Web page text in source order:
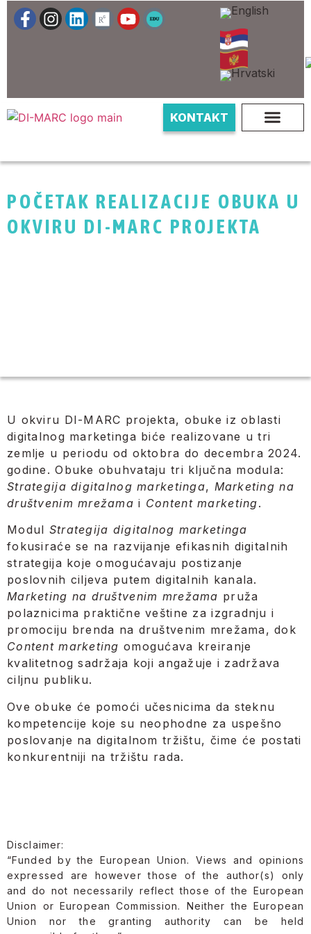
KONTAKT
POČETAK REALIZACIJE OBUKA U
OKVIRU DI-MARC PROJEKTA
U okviru DI-MARC projekta, obuke iz oblasti
digitalnog marketinga biće realizovane u tri
zemlje u periodu od oktobra do decembra 2024.
godine. Obuke obuhvataju tri ključna modula:
Strategija digitalnog marketinga, Marketing na
društvenim mrežama i Content marketing.
Modul Strategija digitalnog marketinga
fokusiraće se na razvijanje efikasnih digitalnih
strategija koje omogućavaju postizanje
poslovnih ciljeva putem digitalnih kanala.
Marketing na društvenim mrežama pruža
polaznicima praktične veštine za izgradnju i
promociju brenda na društvenim mrežama, dok
Content marketing omogućava kreiranje
kvalitetnog sadržaja koji angažuje i zadržava
ciljnu publiku.
Ove obuke će pomoći učesnicima da steknu
kompetencije koje su neophodne za uspešno
poslovanje na digitalnom tržištu, čime će postati
konkurentniji na tržištu rada.
Disclaimer:
“Funded by the European Union. Views and opinions
expressed are however those of the author(s) only
and do not necessarily reflect those of the European
Union or European Commission. Neither the European
Union nor the granting authority can be held